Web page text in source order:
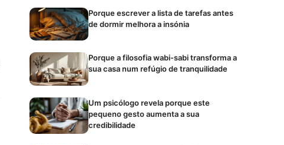
Porque escrever a lista de tarefas antes
de dormir melhora a insónia
Porque a filosofia wabi-sabi transforma a
sua casa num refúgio de tranquilidade
Um psicólogo revela porque este
pequeno gesto aumenta a sua
credibilidade